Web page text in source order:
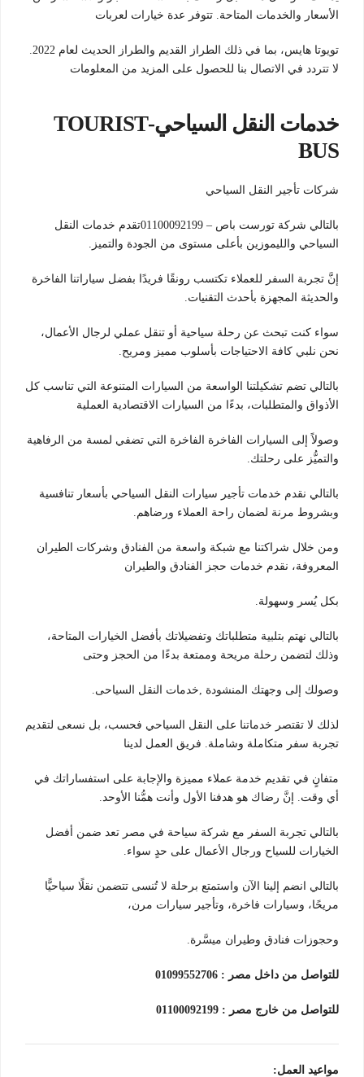
الأسعار والخدمات المتاحة. تتوفر عدة خيارات لعربات
تويوتا هايس، بما في ذلك الطراز القديم والطراز الحديث لعام 2022.
لا تتردد في الاتصال بنا للحصول على المزيد من المعلومات
خدمات النقل السياحي-TOURIST
BUS
شركات تأجير النقل السياحي
بالتالي شركة تورست باص – 01100092199تقدم خدمات النقل
السياحي والليموزين بأعلى مستوى من الجودة والتميز.
إنَّ تجربة السفر للعملاء تكتسب رونقًا فريدًا بفضل سياراتنا الفاخرة
والحديثة المجهزة بأحدث التقنيات.
سواء كنت تبحث عن رحلة سياحية أو تنقل عملي لرجال الأعمال،
نحن نلبي كافة الاحتياجات بأسلوب مميز ومريح.
بالتالي تضم تشكيلتنا الواسعة من السيارات المتنوعة التي تناسب كل
الأذواق والمتطلبات، بدءًا من السيارات الاقتصادية العملية
وصولاً إلى السيارات الفاخرة الفاخرة التي تضفي لمسة من الرفاهية
والتميُّز على رحلتك.
بالتالي نقدم خدمات تأجير سيارات النقل السياحي بأسعار تنافسية
وبشروط مرنة لضمان راحة العملاء ورضاهم.
ومن خلال شراكتنا مع شبكة واسعة من الفنادق وشركات الطيران
المعروفة، نقدم خدمات حجز الفنادق والطيران
بكل يُسر وسهولة.
بالتالي نهتم بتلبية متطلباتك وتفضيلاتك بأفضل الخيارات المتاحة،
وذلك لتضمن رحلة مريحة وممتعة بدءًا من الحجز وحتى
وصولك إلى وجهتك المنشودة ,خدمات النقل السياحى.
لذلك لا تقتصر خدماتنا على النقل السياحي فحسب، بل نسعى لتقديم
تجربة سفر متكاملة وشاملة. فريق العمل لدينا
متفانٍ في تقديم خدمة عملاء مميزة والإجابة على استفساراتك في
أي وقت. إنَّ رضاك هو هدفنا الأول وأنت همُّنا الأوحد.
بالتالي تجربة السفر مع شركة سياحة في مصر تعد ضمن أفضل
الخيارات للسياح ورجال الأعمال على حدٍ سواء.
بالتالي انضم إلينا الآن واستمتع برحلة لا تُنسى تتضمن نقلًا سياحيًّا
مريحًا، وسيارات فاخرة، وتأجير سيارات مرن،
وحجوزات فنادق وطيران ميسَّرة.
للتواصل من داخل مصر : 01099552706
للتواصل من خارج مصر : 01100092199
مواعيد العمل: